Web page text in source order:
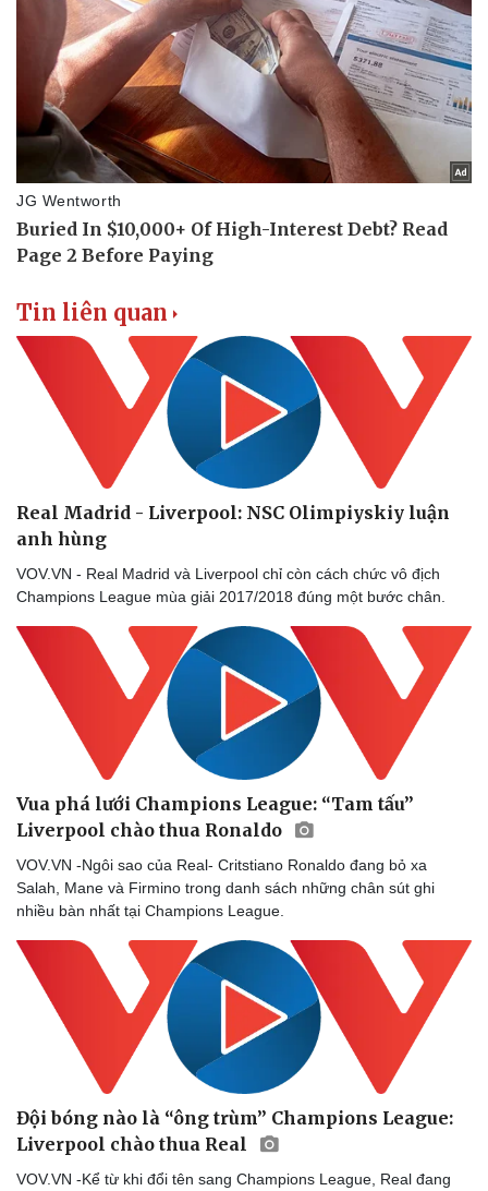
Sức khỏe
Dinh dưỡng - món ngon
Sản phụ khoa
Nhi khoa
Làm đẹp - giảm cân
Phòng mạch online
Ăn sạch sống khỏe
Đời sống
Nhà đẹp
Tình yêu - Gia đình
Tin liên quan
Real Madrid - Liverpool: NSC Olimpiyskiy luận
anh hùng
VOV.VN - Real Madrid và Liverpool chỉ còn cách chức vô địch
Champions League mùa giải 2017/2018 đúng một bước chân.
Vua phá lưới Champions League: “Tam tấu”
Liverpool chào thua Ronaldo
VOV.VN -Ngôi sao của Real- Critstiano Ronaldo đang bỏ xa
Salah, Mane và Firmino trong danh sách những chân sút ghi
nhiều bàn nhất tại Champions League.
Đội bóng nào là “ông trùm” Champions League:
Liverpool chào thua Real
VOV.VN -Kể từ khi đổi tên sang Champions League, Real đang